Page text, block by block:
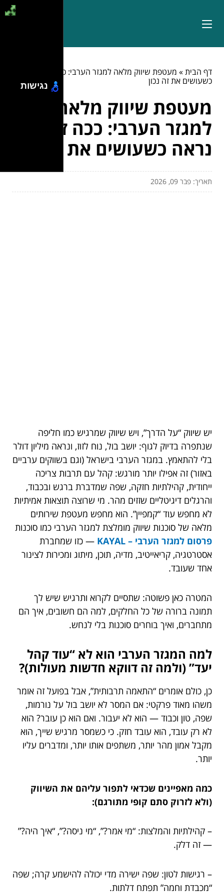
דף הבית» מעטפת שיווק מלאה למגזר הערבי: ככה זה נראה
כשעושים את זה נכון
מעטפת שיווק מלאה
למגזר הערבי: ככה זה
נראה כשעושים את זה נכון
תאריך: פבר 09, 2026
יש שיווק “על הדרך”, ויש שיווק שמרגיש כמו חליפה
שנתפרה בדיוק לגוף: יושב בול, נוח לזוז, ונראה מיליון דולר
בלי להתאמץ. במגזר הערבי בישראל (וגם בשווקים ערביים
באזור) זה אפילו יותר מורגש: קהל עם תרבות צריכה
ייחודית, קהילתיות חזקה, שפה שמדברת ברגש ובכבוד,
והרגלים דיגיטליים שזזים מהר. מי שרוצה תוצאות אמיתיות
לא מחפש עוד “קמפיין”. הוא מחפש מעטפת שירותים
מלאה של סוכנות שיווק מומלצת למגזר הערבי כמו סוכנות
פרסום למגזר הערבי – KAYAL
— כזו שמחברת
אסטרטגיה, קריאייטיב, מדיה, תוכן, מיתוג ומכירות לצינור
אחד שעובד.
המטרה כאן פשוטה: שתסיים לקרוא ותרגיש שיש לך
תמונה ברורה של כל החלקים, למה הם חשובים, איך הם
מתחברים, ואיך בוחרים סוכנות בלי לנחש.
למה המגזר הערבי הוא לא “עוד קהל
יעד” (ולמה זה דווקא חדשות מעולות)?
כן, כולם אומרים “התאמה תרבותית”, אבל בפועל זה אומר
משהו מאוד פרקטי: אם המסר לא יושב בול על נורמות,
שפה, טון וכבוד — הוא לא יעבור. ואם הוא כן עובר? הוא
לא רק עובד, הוא עובד חזק. כי כשמסר מרגיש שייך, הוא
מקבל אמון מהר יותר, משתפים אותו יותר, ומדברים עליו
יותר.
כמה מאפיינים שכדאי לתפור עליהם את השיווק
(ולא לזרוק סתם קופי מתורגם):
– קהילתיות והמלצות: “מי אמר?”, “מי ניסה?”, “איך היה?”
— זה דלק.
– רגישות לטון: שפה ישירה מדי יכולה להישמע קרה; שפה
“מכבדת וחמה” תפתח דלתות.
נגישות